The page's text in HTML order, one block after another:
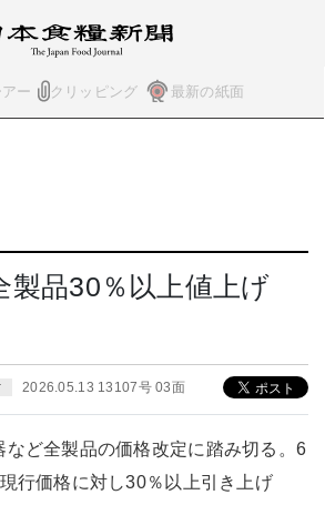
ー クリッピング 最新の紙面
製品30％以上値上げ
2026.05.13 13107号 03面
など全製品の価格改定に踏み切る。6
行価格に対し30％以上引き上げ